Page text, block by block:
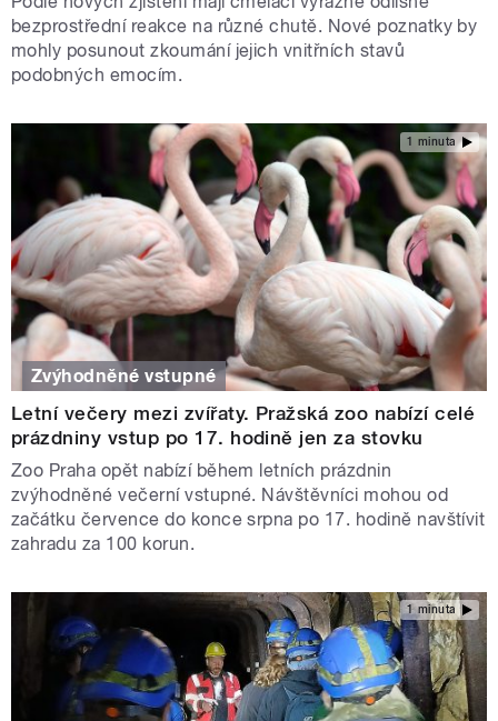
bezprostřední reakce na různé chutě. Nové poznatky by
mohly posunout zkoumání jejich vnitřních stavů
podobných emocím.
1 minuta
Zvýhodněné vstupné
Letní večery mezi zvířaty. Pražská zoo nabízí celé
prázdniny vstup po 17. hodině jen za stovku
Zoo Praha opět nabízí během letních prázdnin
zvýhodněné večerní vstupné. Návštěvníci mohou od
začátku července do konce srpna po 17. hodině navštívit
zahradu za 100 korun.
1 minuta